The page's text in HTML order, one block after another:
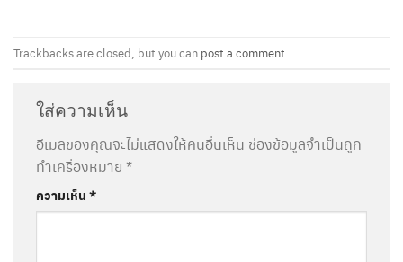
Trackbacks are closed, but you can post a comment
ใส่ความเห็น
อีเมลของคุณจะไม่แสดงให้คนอื่นเห็น ช่องข้อมูลจำเป็นถูก
ทำเครื่องหมาย *
ความเห็น*